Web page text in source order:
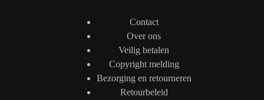
Contact
Over ons
Veilig betalen
Copyright melding
Bezorging en retourneren
Retourbeleid